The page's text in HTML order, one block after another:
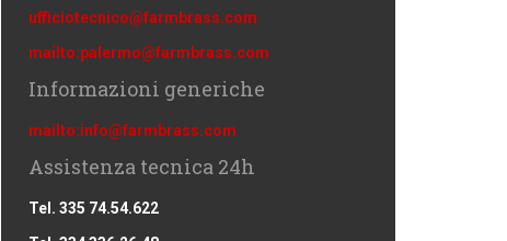
ufficiotecnico@farmbrass.com
mailto:palermo@farmbrass.com
Informazioni generiche
mailto:info@farmbrass.com
Assistenza tecnica 24h
Tel. 335 74.54.622